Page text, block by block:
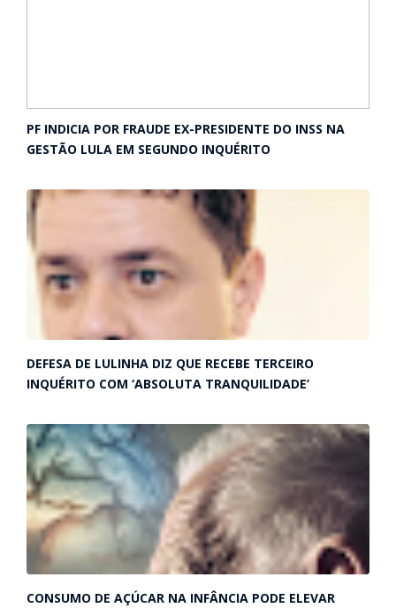
PF INDICIA POR FRAUDE EX-PRESIDENTE DO INSS NA
GESTÃO LULA EM SEGUNDO INQUÉRITO
DEFESA DE LULINHA DIZ QUE RECEBE TERCEIRO
INQUÉRITO COM ‘ABSOLUTA TRANQUILIDADE’
CONSUMO DE AÇÚCAR NA INFÂNCIA PODE ELEVAR